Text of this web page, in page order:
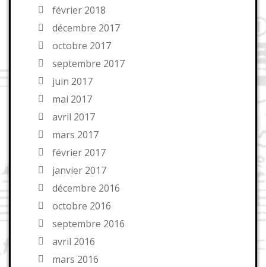
février 2018
décembre 2017
octobre 2017
septembre 2017
juin 2017
mai 2017
avril 2017
mars 2017
février 2017
janvier 2017
décembre 2016
octobre 2016
septembre 2016
avril 2016
mars 2016